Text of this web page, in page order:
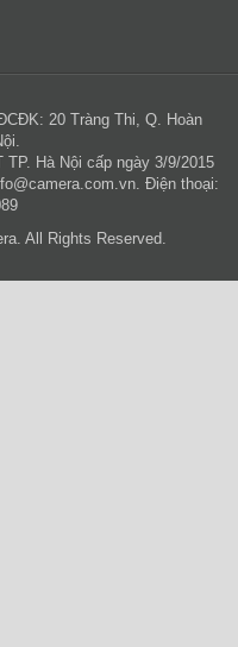
20 Tràng Thi, Q. Hoàn
Hà Nội cấp ngày 3/9/2015
. Điện thoại:
All Rights Reserved.